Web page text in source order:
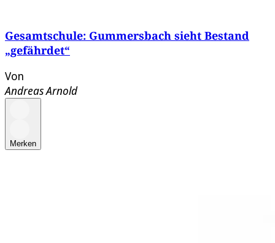
Gesamtschule: Gummersbach sieht Bestand
„gefährdet“
Von
Andreas Arnold
Merken